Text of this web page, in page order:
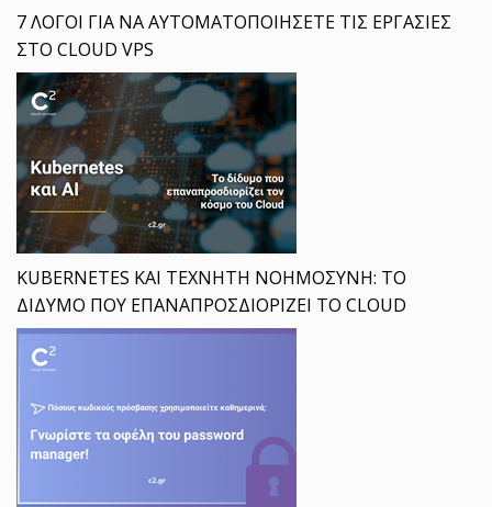
7 ΛΟΓΟΙ ΓΙΑ ΝΑ ΑΥΤΟΜΑΤΟΠΟΙΗΣΕΤΕ ΤΙΣ ΕΡΓΑΣΙΕΣ
ΣΤΟ CLOUD VPS
KUBERNETES ΚΑΙ ΤΕΧΝΗΤΗ ΝΟΗΜΟΣΥΝΗ: ΤΟ
ΔΙΔΥΜΟ ΠΟΥ ΕΠΑΝΑΠΡΟΣΔΙΟΡΙΖΕΙ ΤΟ CLOUD